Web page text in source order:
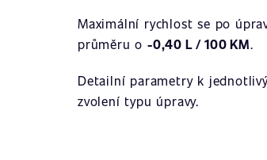
Maximální rychlost se po
průměru o-0,40 L / 100 KM.
Detailní parametry k
zvolení typu úpravy.